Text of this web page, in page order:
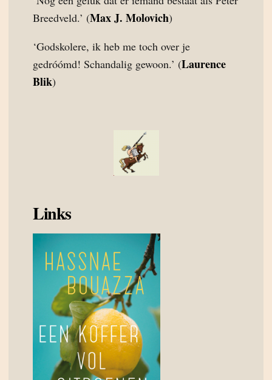
Breedveld.’ (Max J. Molovich)
‘Godskolere, ik heb me toch over je
gedróómd! Schandalig gewoon.’ (Laurence
Blik)
Links